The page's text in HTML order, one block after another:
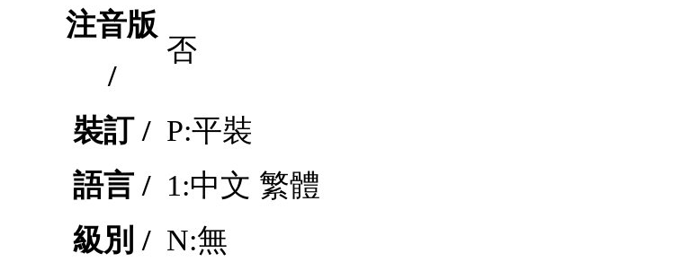
注音版
/
否
裝訂 / P:平裝
語言 / 1:中文 繁體
級別 / N:無